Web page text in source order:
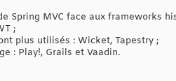
Spring MVC face aux frameworks
;
plus utilisés : Wicket, Tapestry ;
: Play!, Grails et Vaadin.